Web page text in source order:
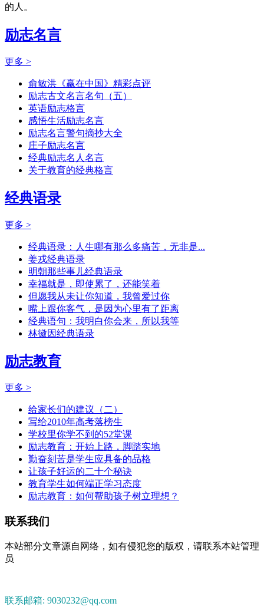
的人。
励志名言
更多 >
俞敏洪《赢在中国》精彩点评
励志古文名言名句（五）
英语励志格言
感悟生活励志名言
励志名言警句摘抄大全
庄子励志名言
经典励志名人名言
关于教育的经典格言
经典语录
更多 >
经典语录：人生哪有那么多痛苦，无非是...
姜戎经典语录
明朝那些事儿经典语录
幸福就是，即使累了，还能笑着
但愿我从未让你知道，我曾爱过你
嘴上跟你客气，是因为心里有了距离
经典语句：我明白你会来，所以我等
林徽因经典语录
励志教育
更多 >
给家长们的建议（二）
写给2010年高考落榜生
学校里你学不到的52堂课
励志教育：开始上路，脚踏实地
勤奋刻苦是学生应具备的品格
让孩子好运的二十个秘诀
教育学生如何端正学习态度
励志教育：如何帮助孩子树立理想？
联系我们
本站部分文章源自网络，如有侵犯您的版权，请联系本站管理
员
联系邮箱: 9030232@qq.com